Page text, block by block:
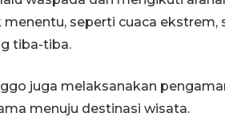
seperti cuaca ekstrem,
tiba-tiba.
juga melaksanakan
menuju destinasi wisata.
di Jember